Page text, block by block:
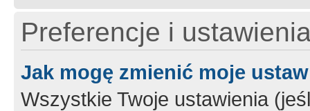
Preferencje i
Jak mogę zmienić moje
Wszystkie Twoje ustawienia